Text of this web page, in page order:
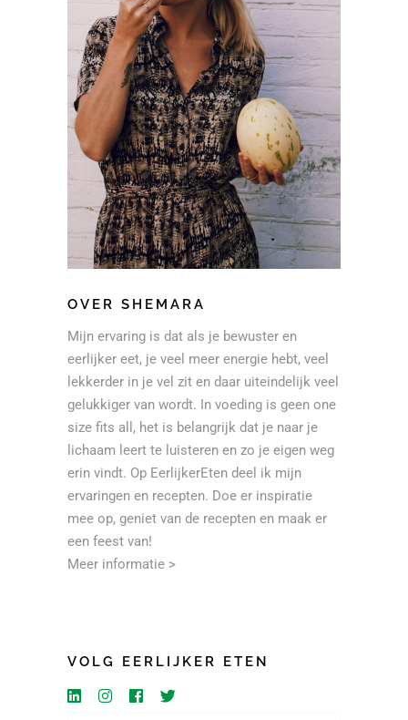
OVER SHEMARA
Mijn ervaring is dat als je bewuster en
eerlijker eet, je veel meer energie hebt, veel
lekkerder in je vel zit en daar uiteindelijk veel
gelukkiger van wordt. In voeding is geen one
size fits all, het is belangrijk dat je naar je
lichaam leert te luisteren en zo je eigen weg
erin vindt. Op EerlijkerEten deel ik mijn
ervaringen en recepten. Doe er inspiratie
mee op, geniet van de recepten en maak er
een feest van!
Meer informatie >
VOLG EERLIJKER ETEN